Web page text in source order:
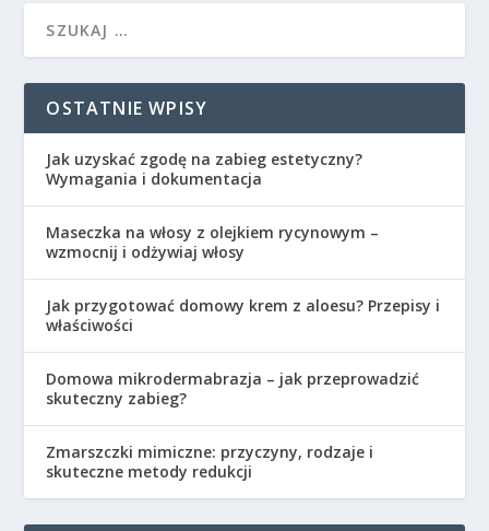
OSTATNIE WPISY
Jak uzyskać zgodę na zabieg estetyczny?
Wymagania i dokumentacja
Maseczka na włosy z olejkiem rycynowym –
wzmocnij i odżywiaj włosy
Jak przygotować domowy krem z aloesu? Przepisy i
właściwości
Domowa mikrodermabrazja – jak przeprowadzić
skuteczny zabieg?
Zmarszczki mimiczne: przyczyny, rodzaje i
skuteczne metody redukcji